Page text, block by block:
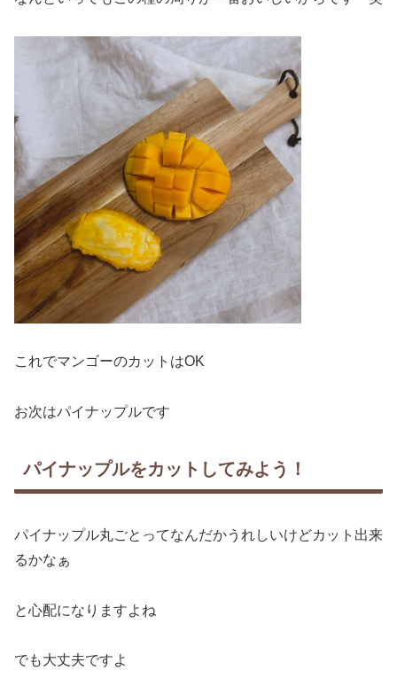
これでマンゴーのカットはOK
お次はパイナップルです
パイナップルをカットしてみよう！
パイナップル丸ごとってなんだかうれしいけどカット出来
るかなぁ
と心配になりますよね
でも大丈夫ですよ